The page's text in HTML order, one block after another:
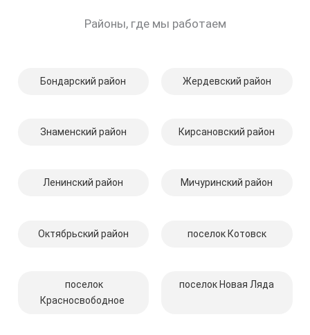
Районы, где мы работаем
Бондарский район Жердевский район
Знаменский район Кирсановский район
Ленинский район Мичуринский район
Октябрьский район поселок Котовск
поселок
Красносвободное
поселок Новая Ляда